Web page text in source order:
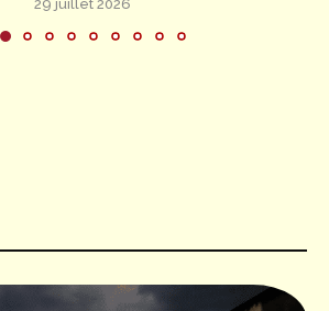
29 juillet 2026